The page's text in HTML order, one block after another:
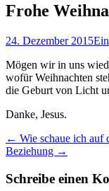
Frohe
24. Dezember 2015
Mögen wir in uns
wofür Weihnachten
die Geburt von Licht
Danke, Jesus.
← Wie schaue ich auf
Beziehung →
Schreibe einen